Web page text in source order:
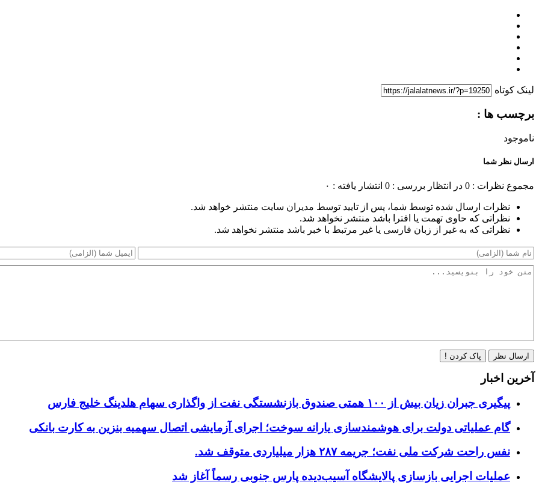
لینک کوتاه
برچسب ها :
ناموجود
ارسال نظر شما
مجموع نظرات : 0 در انتظار بررسی : 0 انتشار یافته : ۰
نظرات ارسال شده توسط شما، پس از تایید توسط مدیران سایت منتشر خواهد شد.
نظراتی که حاوی تهمت یا افترا باشد منتشر نخواهد شد.
نظراتی که به غیر از زبان فارسی یا غیر مرتبط با خبر باشد منتشر نخواهد شد.
ارسال نظر پاک کردن !
آخرین اخبار
پیگیری جبران زیان بیش از ۱۰۰ همتی صندوق بازنشستگی نفت از واگذاری سهام هلدینگ خلیج فارس
گام عملیاتی دولت برای هوشمندسازی یارانه سوخت؛ اجرای آزمایشی اتصال سهمیه بنزین به کارت بانکی
نفس راحت شرکت ملی نفت؛ جریمه ۲۸۷ هزار میلیاردی متوقف شد.
عملیات اجرایی بازسازی پالایشگاه آسیب‌دیده پارس جنوبی رسماً آغاز شد